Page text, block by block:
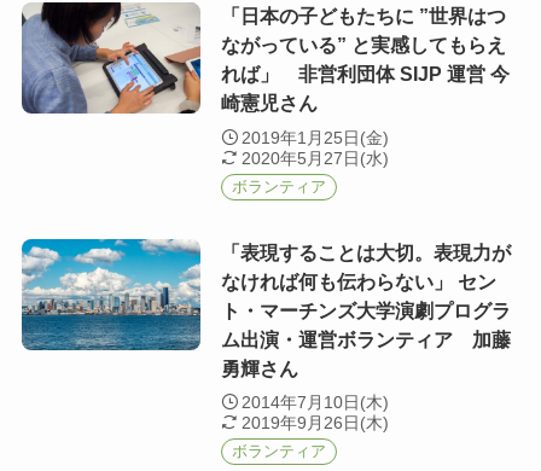
「日本の子どもたちに ”世界はつ
ながっている” と実感してもらえ
れば」 非営利団体 SIJP 運営 今
崎憲児さん
2019年1月25日(金)
2020年5月27日(水)
ボランティア
「表現することは大切。表現力が
なければ何も伝わらない」 セン
ト・マーチンズ大学演劇プログラ
ム出演・運営ボランティア 加藤
勇輝さん
2014年7月10日(木)
2019年9月26日(木)
ボランティア